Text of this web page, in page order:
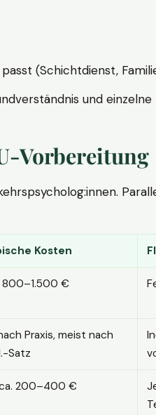
(Schichtdienst,
und
Vorbereitung
Kosten
€
Praxis, meist nach
Satz
200–400 €